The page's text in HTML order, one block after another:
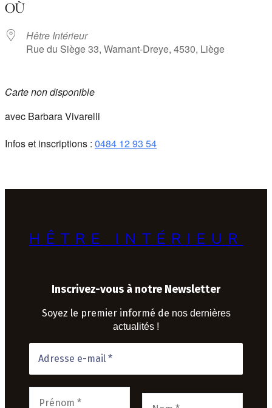
OÙ
Hêtre Intérieur
Rue du Siège 33, Warnant-Dreye, 4530, Liège
Carte non disponible
avec Barbara Vivarelli
Infos et inscriptions : 0484 12 93 54
HÊTRE INTÉRIEUR
Inscrivez-vous à notre Newsletter
Soyez le premier informé de nos dernières
actualités !